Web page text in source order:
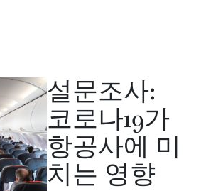
설문조사:
코로나19가
항공사에 미
치는 영향